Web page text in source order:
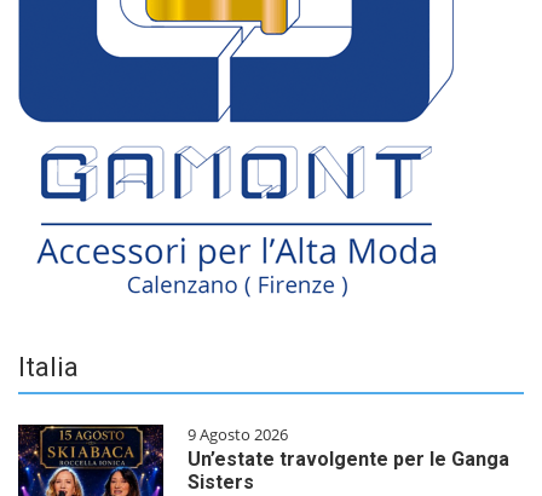
Italia
9 Agosto 2026
Un’estate travolgente per le Ganga
Sisters